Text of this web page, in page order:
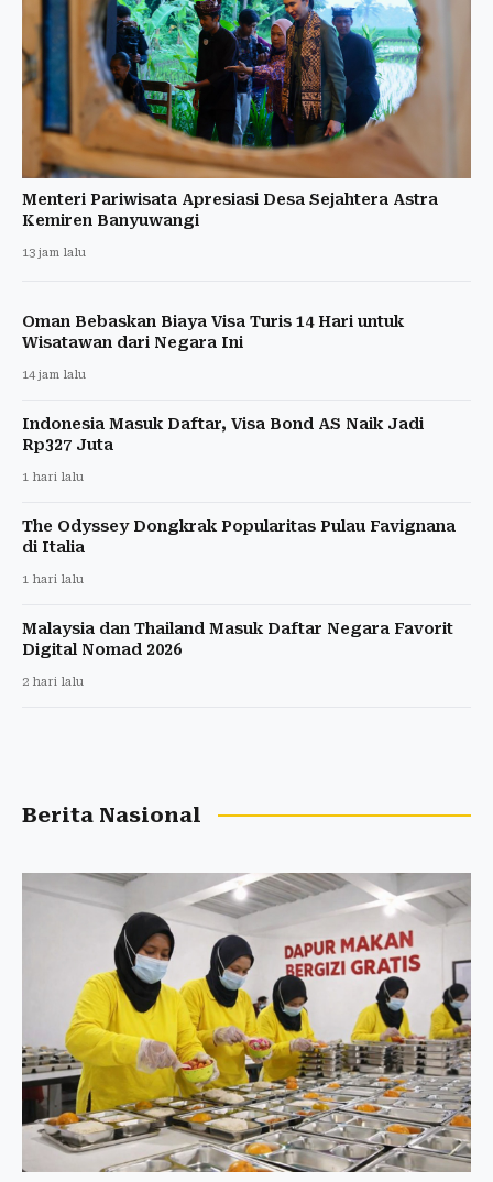
Menteri Pariwisata Apresiasi Desa Sejahtera Astra
Kemiren Banyuwangi
13 jam lalu
Oman Bebaskan Biaya Visa Turis 14 Hari untuk
Wisatawan dari Negara Ini
14 jam lalu
Indonesia Masuk Daftar, Visa Bond AS Naik Jadi
Rp327 Juta
1 hari lalu
The Odyssey Dongkrak Popularitas Pulau Favignana
di Italia
1 hari lalu
Malaysia dan Thailand Masuk Daftar Negara Favorit
Digital Nomad 2026
2 hari lalu
Berita Nasional